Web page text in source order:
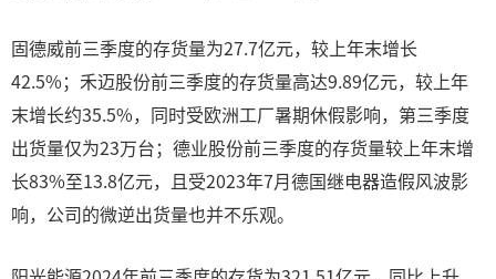
固德威前三季度的存货量为27.7亿元，较上年末增长
42.5%；禾迈股份前三季度的存货量高达9.89亿元，较上年
末增长约35.5%，同时受欧洲工厂暑期休假影响，第三季度
出货量仅为23万台；德业股份前三季度的存货量较上年末增
长83%至13.8亿元，且受2023年7月德国继电器造假风波影
响，公司的微逆出货量也并不乐观。